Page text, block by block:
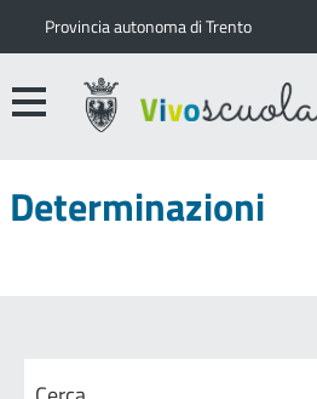
Provincia autonoma di Trento
Determinazioni